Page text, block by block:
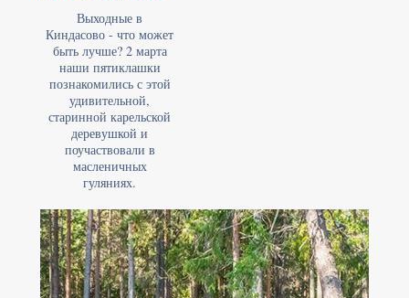
Выходные в
Киндасово - что может
быть лучше? 2 марта
наши пятиклашки
познакомились с этой
удивительной,
старинной карельской
деревушкой и
поучаствовали в
масленичных
гуляниях.